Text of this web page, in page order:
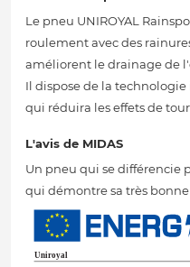
Le pneu UNIROYAL
roulement avec des
améliorent le drainage de
Il dispose de la
qui réduira les effets de
L'avis de MIDAS
Un pneu qui se différencie
qui démontre sa très